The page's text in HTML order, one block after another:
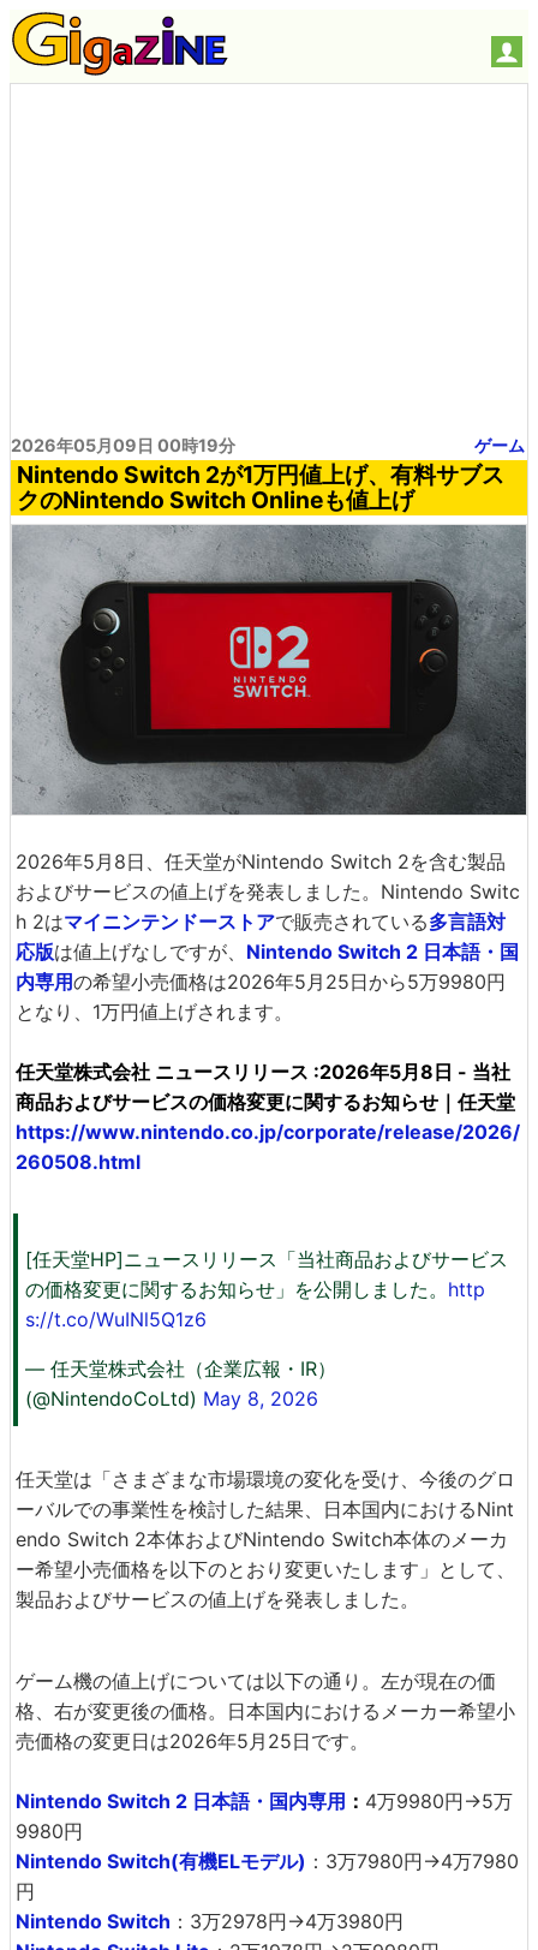
2026年05月09日 00時19分 ゲーム
Nintendo Switch 2が1万円値上げ、有料サブス
クのNintendo Switch Onlineも値上げ
2026年5月8日、任天堂がNintendo Switch 2を含む製品
およびサービスの値上げを発表しました。Nintendo Switc
h 2はマイニンテンドーストアで販売されている多言語対
応版は値上げなしですが、 Nintendo Switch 2 日本語・国
内専用の希望小売価格は2026年5月25日から5万9980円
となり、1万円値上げされます。
任天堂株式会社 ニュースリリース :2026年5月8日 - 当社
商品およびサービスの価格変更に関するお知らせ｜任天堂
https://www.nintendo.co.jp/corporate/release/2026/
260508.html
[任天堂HP]ニュースリリース「当社商品およびサービス
の価格変更に関するお知らせ」を公開しました。 http
s://t.co/WuINl5Q1z6
— 任天堂株式会社（企業広報・IR）
(@NintendoCoLtd) May 8, 2026
任天堂は「さまざまな市場環境の変化を受け、今後のグロ
ーバルでの事業性を検討した結果、日本国内におけるNint
endo Switch 2本体およびNintendo Switch本体のメーカ
ー希望小売価格を以下のとおり変更いたします」として、
製品およびサービスの値上げを発表しました。
ゲーム機の値上げについては以下の通り。左が現在の価
格、右が変更後の価格。日本国内におけるメーカー希望小
売価格の変更日は2026年5月25日です。
Nintendo Switch 2 日本語・国内専用 ： 4万9980円→5万
9980円
Nintendo Switch(有機ELモデル) ：3万7980円→4万7980
円
Nintendo Switch ：3万2978円→4万3980円